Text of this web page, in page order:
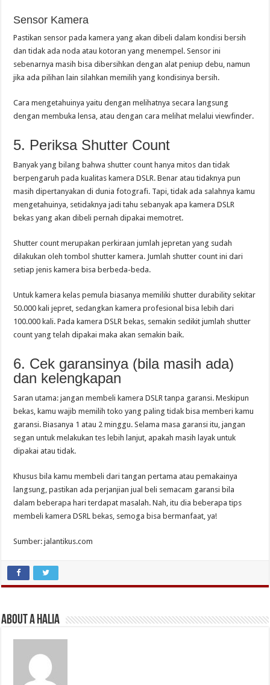
Sensor Kamera
Pastikan sensor pada kamera yang akan dibeli dalam kondisi bersih
dan tidak ada noda atau kotoran yang menempel. Sensor ini
sebenarnya masih bisa dibersihkan dengan alat peniup debu, namun
jika ada pilihan lain silahkan memilih yang kondisinya bersih.
Cara mengetahuinya yaitu dengan melihatnya secara langsung
dengan membuka lensa, atau dengan cara melihat melalui viewfinder.
5. Periksa Shutter Count
Banyak yang bilang bahwa shutter count hanya mitos dan tidak
berpengaruh pada kualitas kamera DSLR. Benar atau tidaknya pun
masih dipertanyakan di dunia fotografi. Tapi, tidak ada salahnya kamu
mengetahuinya, setidaknya jadi tahu sebanyak apa kamera DSLR
bekas yang akan dibeli pernah dipakai memotret.
Shutter count merupakan perkiraan jumlah jepretan yang sudah
dilakukan oleh tombol shutter kamera. Jumlah shutter count ini dari
setiap jenis kamera bisa berbeda-beda.
Untuk kamera kelas pemula biasanya memiliki shutter durability sekitar
50.000 kali jepret, sedangkan kamera profesional bisa lebih dari
100.000 kali. Pada kamera DSLR bekas, semakin sedikit jumlah shutter
count yang telah dipakai maka akan semakin baik.
6. Cek garansinya (bila masih ada)
dan kelengkapan
Saran utama: jangan membeli kamera DSLR tanpa garansi. Meskipun
bekas, kamu wajib memilih toko yang paling tidak bisa memberi kamu
garansi. Biasanya 1 atau 2 minggu. Selama masa garansi itu, jangan
segan untuk melakukan tes lebih lanjut, apakah masih layak untuk
dipakai atau tidak.
Khusus bila kamu membeli dari tangan pertama atau pemakainya
langsung, pastikan ada perjanjian jual beli semacam garansi bila
dalam beberapa hari terdapat masalah. Nah, itu dia beberapa tips
membeli kamera DSRL bekas, semoga bisa bermanfaat, ya!
Sumber: jalantikus.com
About A Halia